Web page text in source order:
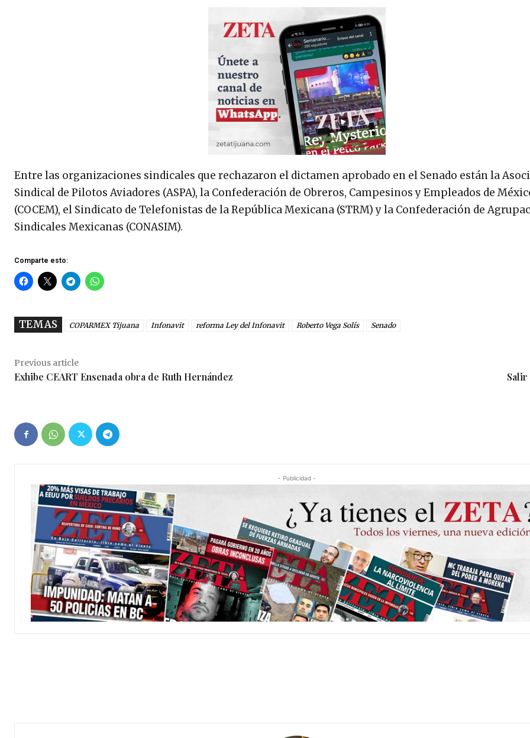
Entre las organizaciones sindicales que rechazaron el dictamen aprobado en el Senado están la
Sindical de Pilotos Aviadores (ASPA), la Confederación de Obreros, Campesinos y Empleados de
(COCEM), el Sindicato de Telefonistas de la República Mexicana (STRM) y la Confederación de
Sindicales Mexicanas (CONASIM).
Comparte esto:
TEMAS COPARMEX Tijuana Infonavit reforma Ley del Infonavit Roberto Vega Solís Senado
Previous article
Exhibe CEART Ensenada obra de Ruth Hernández
- Publicidad -